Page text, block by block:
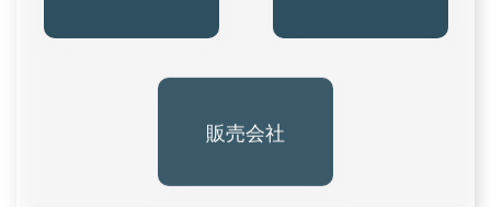
販売会社